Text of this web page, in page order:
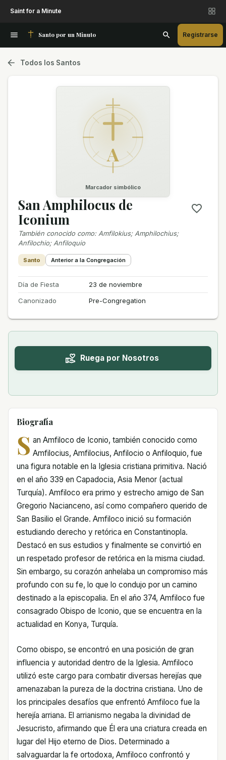
Saint for a Minute
Santo por un Minuto Registrarse
Todos los Santos
A
Marcador simbólico
San Amphilocus de
Iconium
También conocido como: Amfilokius; Amphilochius;
Anfilochio; Anfiloquio
Santo Anterior a la Congregación
Día de Fiesta
23 de noviembre
Canonizado
Pre-Congregation
Ruega por Nosotros
Biografía
S an Amfiloco de Iconio, también conocido como
Amfilocius, Amfilocius, Anfilocio o Anfiloquio, fue
una figura notable en la Iglesia cristiana primitiva. Nació
en el año 339 en Capadocia, Asia Menor (actual
Turquía). Amfiloco era primo y estrecho amigo de San
Gregorio Nacianceno, así como compañero querido de
San Basilio el Grande. Amfiloco inició su formación
estudiando derecho y retórica en Constantinopla.
Destacó en sus estudios y finalmente se convirtió en
un respetado profesor de retórica en la misma ciudad.
Sin embargo, su corazón anhelaba un compromiso más
profundo con su fe, lo que lo condujo por un camino
destinado a la episcopalia. En el año 374, Amfiloco fue
consagrado Obispo de Iconio, que se encuentra en la
actualidad en Konya, Turquía.
Como obispo, se encontró en una posición de gran
influencia y autoridad dentro de la Iglesia. Amfiloco
utilizó este cargo para combatir diversas herejías que
amenazaban la pureza de la doctrina cristiana. Uno de
los principales desafíos que enfrentó Amfiloco fue la
herejía arriana. El arrianismo negaba la divinidad de
Jesucristo, afirmando que Él era una criatura creada en
lugar del Hijo eterno de Dios. Determinado a
salvaguardar la fe ortodoxa, Amfiloco confrontó y